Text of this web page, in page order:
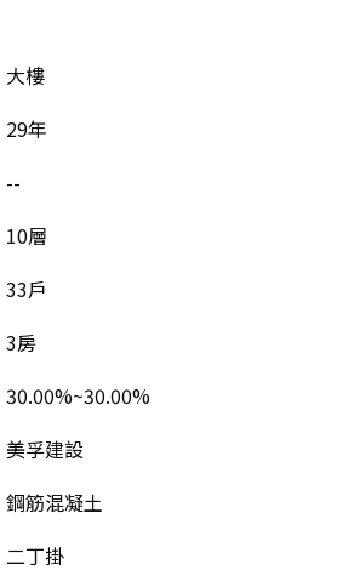
大樓
29年
--
10層
33戶
3房
30.00%~30.00%
美孚建設
鋼筋混凝土
二丁掛